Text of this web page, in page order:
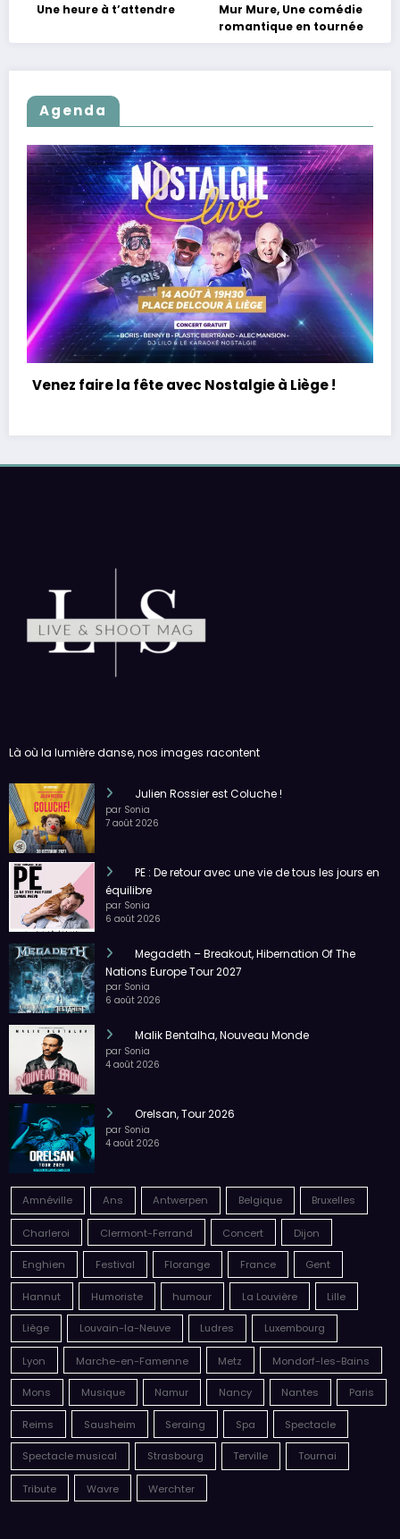
Une heure à t’attendre
Mur Mure, Une comédie
romantique en tournée
Agenda
Là où la lumière danse, nos images racontent
Julien Rossier est Coluche !
7 août 2026
PE : De retour avec une vie de tous les jours en
par Sonia
6 août 2026
par Sonia
6 août 2026
Orelsan, Tour 2026
par Sonia
4 août 2026
Amnéville Ans Antwerpen Belgique Bruxelles
Charleroi Clermont-Ferrand Concert Dijon
Enghien Festival Florange France Gent
Hannut Humoriste humour La Louvière Lille
Liège Louvain-la-Neuve Ludres Luxembourg
Lyon Marche-en-Famenne